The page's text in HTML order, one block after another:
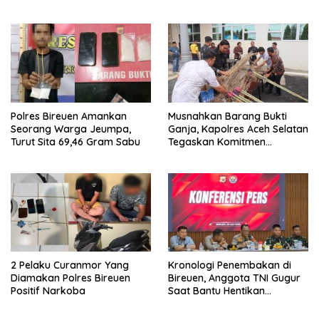
Polres Bireuen Amankan
Seorang Warga Jeumpa,
Turut Sita 69,46 Gram Sabu
Musnahkan Barang Bukti
Ganja, Kapolres Aceh Selatan
Tegaskan Komitmen
2 Pelaku Curanmor Yang
Diamakan Polres Bireuen
Positif Narkoba
Kronologi Penembakan di
Bireuen, Anggota TNI Gugur
Saat Bantu Hentikan